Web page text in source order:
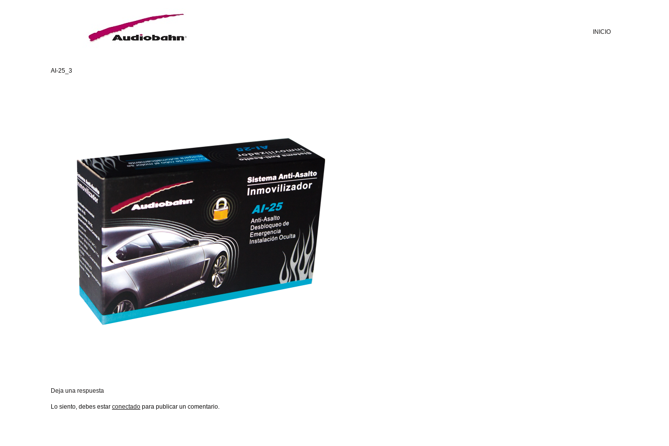
INICIO
AI-25_3
Deja una respuesta
Lo siento, debes estar conectado para publicar un comentario.